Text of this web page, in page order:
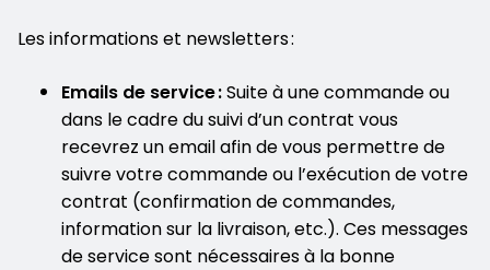
Les informations et newsletters :
Emails de service :Suite à une commande ou
dans le cadre du suivi d’un contrat vous
recevrez un email afin de vous permettre de
suivre votre commande ou l’exécution de votre
contrat (confirmation de commandes,
information sur la livraison, etc.). Ces messages
de service sont nécessaires à la bonne